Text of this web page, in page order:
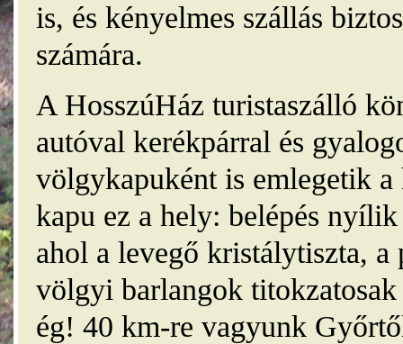
is, és kényelmes szállás
számára.
A HosszúHáz turistaszálló
autóval kerékpárral és
völgykapuként is emlegetik
kapu ez a hely: belépés
ahol a levegő kristálytiszta, a
völgyi barlangok
ég! 40 km-re vagyunk